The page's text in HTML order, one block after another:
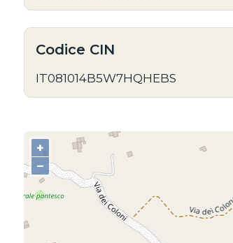
Codice CIN
IT081014B5W7HQHEBS
+
−